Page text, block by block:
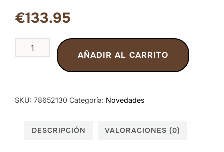
€133.95
Jaula
De
Almohadillas
AÑADIR AL CARRITO
SKU: 78652130 Categoría: Novedades
DESCRIPCIÓN VALORACIONES (0)